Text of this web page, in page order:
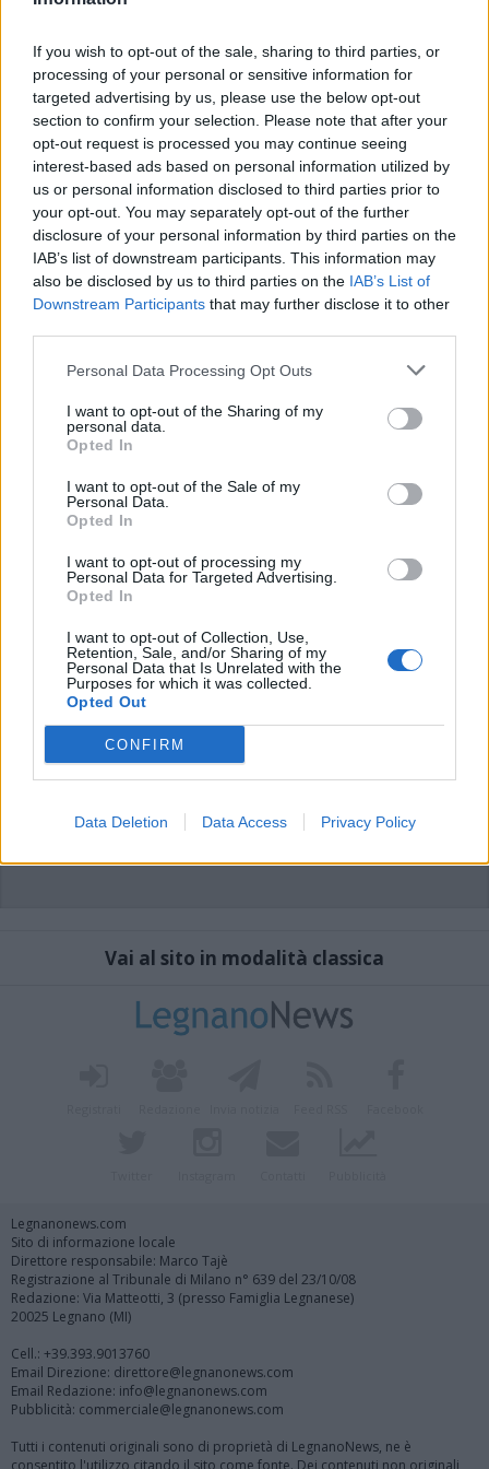
If you wish to opt-out of the sale, sharing to third parties, or
processing of your personal or sensitive information for
targeted advertising by us, please use the below opt-out
section to confirm your selection. Please note that after your
opt-out request is processed you may continue seeing
interest-based ads based on personal information utilized by
us or personal information disclosed to third parties prior to
your opt-out. You may separately opt-out of the further
disclosure of your personal information by third parties on the
IAB’s list of downstream participants. This information may
also be disclosed by us to third parties on the IAB’s List of
Downstream Participants that may further disclose it to other
Personal Data Processing Opt Outs
I want to opt-out of the Sharing of my
personal data.
Opted In
I want to opt-out of the Sale of my
Personal Data.
Opted In
I want to opt-out of processing my
Personal Data for Targeted Advertising.
Opted In
I want to opt-out of Collection, Use,
Retention, Sale, and/or Sharing of my
Personal Data that Is Unrelated with the
Purposes for which it was collected.
Opted Out
CONFIRM
Data Deletion Data Access Privacy Policy
Commenti
Accedioregistratiper commentare questo
di VareseNews.it, che rimane autonoma e indipendente. I messaggi inclusi nei
commenti non sono testi giornalistici, ma post inviati dai singoli lettori che
possono essere automaticamente pubblicati senza filtro preventivo. I commenti
che includano uno o più link a siti esterni verranno rimossi in automatico dal
Vai al sito in modalità classica
Legnanonews.com
Sito di informazione locale
Direttore responsabile: Marco Tajè
Registrazione al Tribunale di Milano n° 639 del 23/10/08
Redazione: Via Matteotti, 3 (presso Famiglia Legnanese)
20025 Legnano (MI)
Cell.: +39.393.9013760
Email Direzione: direttore@legnanonews.com
Email Redazione: info@legnanonews.com
Pubblicità: commerciale@legnanonews.com
Tutti i contenuti originali sono di proprietà di LegnanoNews, ne è
consentito l'utilizzo citando il sito come fonte. Dei contenuti non originali